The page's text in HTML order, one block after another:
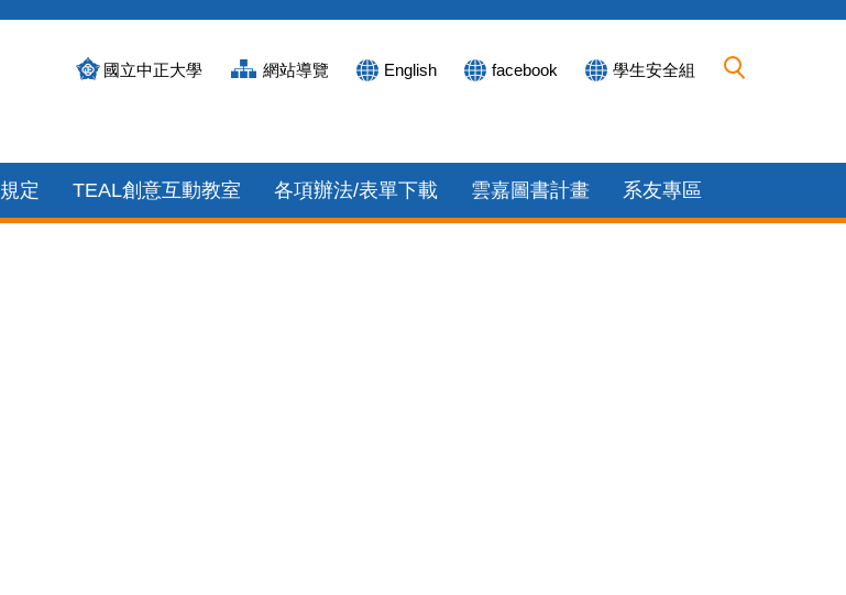
國立中正大學 網站導覽 English facebook 學生安全組
定 TEAL創意互動教室 各項辦法/表單下載 雲嘉圖書計畫 系友專區